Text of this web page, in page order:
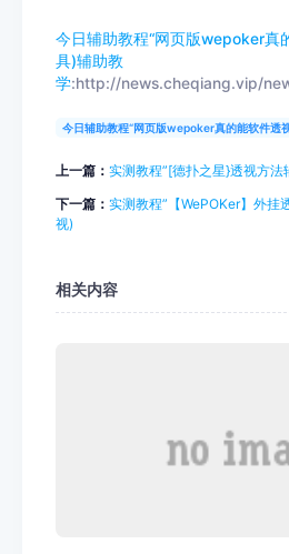
今日辅助教程“网页版wepoker真
具)辅助教
学:http://news.cheqiang.vip/
今日辅助教程“网页版wepoker真的能软件透
上一篇： 实测教程”[德扑之星}透视方法
下一篇： 实测教程”【WePOKer】外挂
视)
相关内容